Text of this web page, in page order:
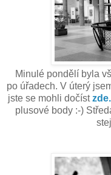
Minulé pondělí byla
po úřadech. V úterý
jste se mohli dočístzde.
plusové body :-)